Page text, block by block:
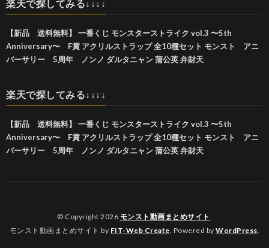
楽天で探してみる↓↓↓↓
【新品 送料無料】 一番くじ モンスターストライク vol.3 〜5th
Anniversary〜 F賞 アクリルストラップ 全10種セット モンスト アニ
バーサリー 5周年 ノンノ ダルタニャン 蒲公英 弁財天
楽天で探してみる↓↓↓↓
【新品 送料無料】 一番くじ モンスターストライク vol.3 〜5th
Anniversary〜 F賞 アクリルストラップ 全10種セット モンスト アニ
バーサリー 5周年 ノンノ ダルタニャン 蒲公英 弁財天
© Copyright 2026 モンスト動画まとめサイト
モンスト動画まとめサイト by FIT-Web Create . Powered byWordPress